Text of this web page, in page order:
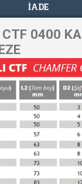
İADE
CTF 0400